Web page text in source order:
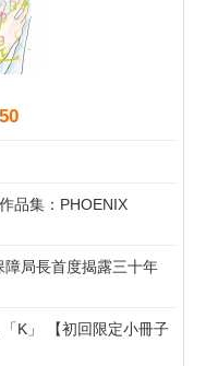
品集：PHOENIX
局長首度揭露三十年
K」 【初回限定小冊子